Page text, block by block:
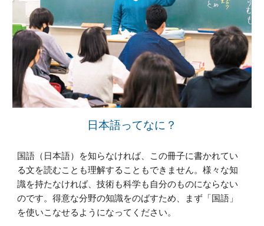
日本語ってなに？
国語（日本語）を知らなければ、この冊子に書かれてい
る文を読むことも理解することもできません。様々な知
識を持たなければ、技術も科学も自分のものにならない
のです。得意な分野の知識をのばすため、まず「国語」
を使いこなせるようになってください。